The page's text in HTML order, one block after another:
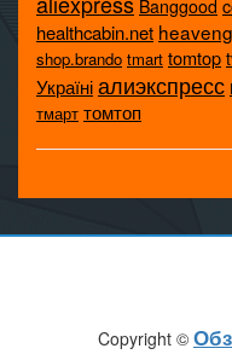
Banggood
healthcabin.net
shop.brando tmart tomtop
Україніалиэкспресс
тмарт томтоп
Copyright ©